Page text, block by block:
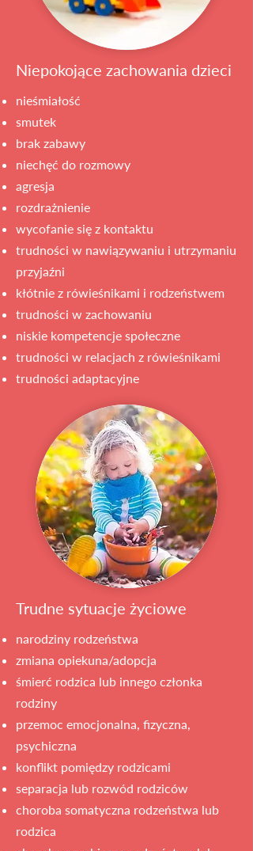
Niepokojące zachowania dzieci
nieśmiałość
smutek
brak zabawy
niechęć do rozmowy
agresja
rozdrażnienie
wycofanie się z kontaktu
trudności w nawiązywaniu i utrzymaniu
przyjaźni
kłótnie z rówieśnikami i rodzeństwem
trudności w zachowaniu
niskie kompetencje społeczne
trudności w relacjach z rówieśnikami
trudności adaptacyjne
Trudne sytuacje życiowe
narodziny rodzeństwa
zmiana opiekuna/adopcja
śmierć rodzica lub innego członka
rodziny
przemoc emocjonalna, fizyczna,
psychiczna
konflikt pomiędzy rodzicami
separacja lub rozwód rodziców
choroba somatyczna rodzeństwa lub
rodzica